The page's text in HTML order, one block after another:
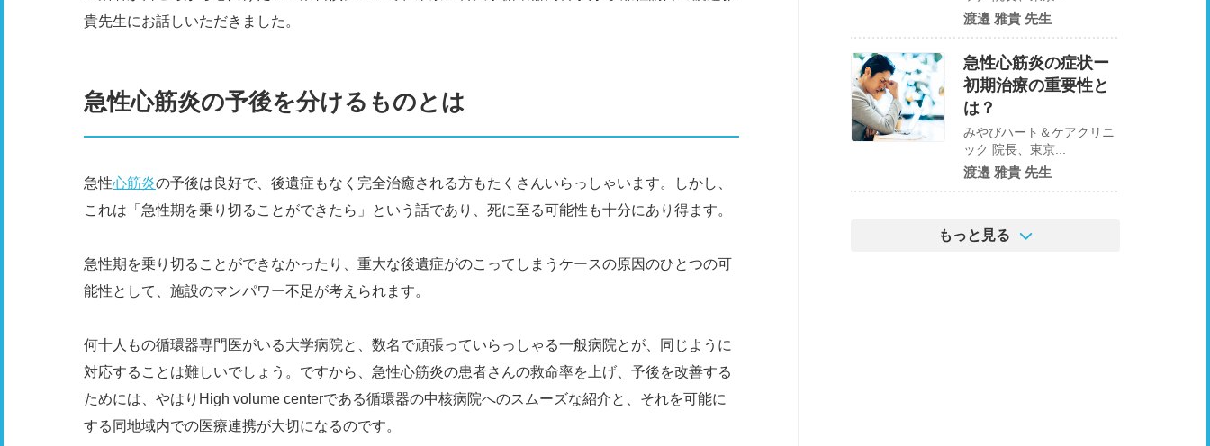
貴先生にお話しいただきました。
急性心筋炎の予後を分けるものとは
急性心筋炎の予後は良好で、後遺症もなく完全治癒される方もたくさんいらっしゃいます。しかし、
これは「急性期を乗り切ることができたら」という話であり、死に至る可能性も十分にあり得ます。
急性期を乗り切ることができなかったり、重大な後遺症がのこってしまうケースの原因のひとつの可
能性として、施設のマンパワー不足が考えられます。
何十人もの循環器専門医がいる大学病院と、数名で頑張っていらっしゃる一般病院とが、同じように
対応することは難しいでしょう。ですから、急性心筋炎の患者さんの救命率を上げ、予後を改善する
ためには、やはりHigh volume centerである循環器の中核病院へのスムーズな紹介と、それを可能に
する同地域内での医療連携が大切になるのです。
渡邉 雅貴 先生
急性心筋炎の症状ー
初期治療の重要性と
は？
みやびハート＆ケアクリニ
ック 院長、東京...
渡邉 雅貴 先生
もっと見る